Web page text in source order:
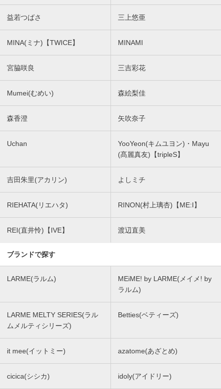
益若つばさ 三上悠亜
MINA(ミナ)【TWICE】 MINAMI
宮脇咲良 三吉彩花
Mumei(むめい) 森絵梨佳
森香澄 矢吹奈子
Uchan
YooYeon(キムユヨン)・Mayu
(髙麗真友)【tripleS】
吉田朱里(アカリン) よしミチ
RIEHATA(リエハタ) RINON(村上璃杏)【ME:I】
REI(直井怜)【IVE】 渡辺直美
ブランドで探す
LARME(ラルム)
MEiME! by LARME(メイメ! by
ラルム)
LARME MELTY SERIES(ラル
ムメルティシリーズ)
Betties(ベティーズ)
it mee(イットミー) azatome(あざとめ)
cicica(シシカ) idoly(アイドリー)